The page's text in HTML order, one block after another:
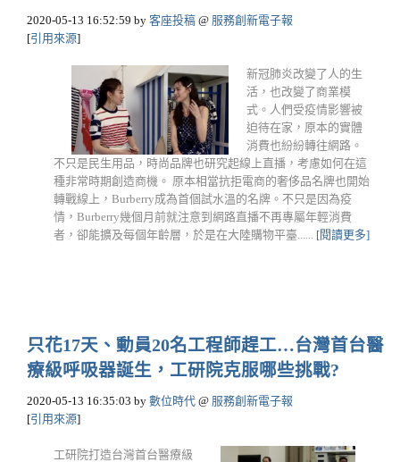
2020-05-13 16:52:59 by 客座投稿 @ 服務創新電子報
[引用來源]
新冠肺炎改變了人的生
活，也改變了商業模
式。人們受疫情影響被
迫待在家，原本的實體
消費也紛紛轉往網路。
不只是民生用品，時尚品牌也研究起線上直播，考慮如何在這
種非常時期創造商機。 原本相當抗拒電商的奢侈品名牌也開始
轉戰線上，Burberry成為首個試水溫的名牌。不只是因為疫
情，Burberry幾個月前就注意到網路直播不再專屬年輕消費
者，卻能擴及每個年齡層，於是在大陸購物平臺...... [閱讀更多]
只花17天、動員20名工程師趕工…台灣首台醫
療級呼吸器誕生，工研院克服哪些挑戰?
2020-05-13 16:35:03 by 數位時代 @ 服務創新電子報
[引用來源]
工研院打造台灣首台醫療級